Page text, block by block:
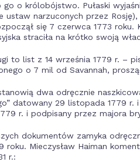
go o królobójstwo. Pułaski
ustaw narzuconych przez
się 7 czerwca 1773
straciła na krótko swoją
to list z 14 września 1779 r. –
o 7 mil od Savannah,
dwa odręcznie
datowany 29 listopada 1779
r. i podpisany przez majora
dokumentów zamyka
roku. Mieczysław Haiman
r.: